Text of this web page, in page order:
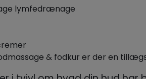
lymfedrænage
& fodkur er der en